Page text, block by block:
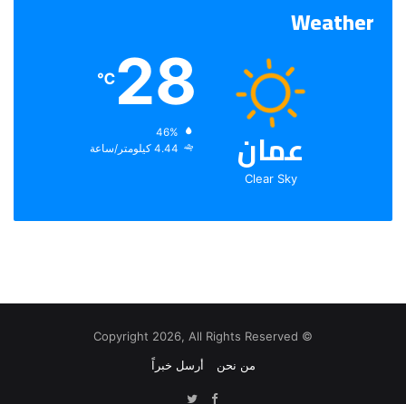
Weather
عمان
Clear Sky
28
℃
الرطوبة:
الرياح:
© Copyright 2026, All Rights Reserved
من نحن
أرسل خبراً